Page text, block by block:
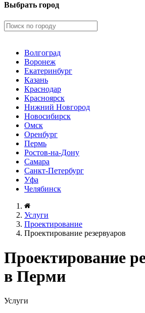
Выбрать город
Волгоград
Воронеж
Екатеринбург
Казань
Краснодар
Красноярск
Нижний Новгород
Новосибирск
Омск
Оренбург
Пермь
Ростов-на-Дону
Самара
Санкт-Петербург
Уфа
Челябинск
Услуги
Проектирование
Проектирование резервуаров
Проектирование
в Перми
Услуги